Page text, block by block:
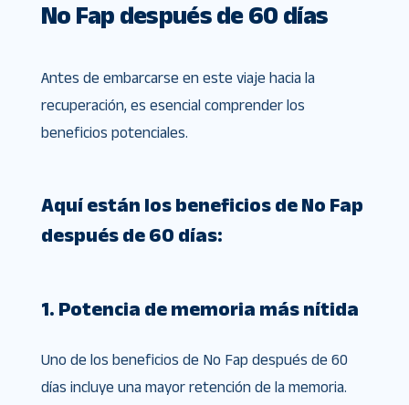
No Fap después de 60 días
Antes de embarcarse en este viaje hacia la
recuperación, es esencial comprender los
beneficios potenciales.
Aquí están los beneficios de No Fap
después de 60 días:
1. Potencia de memoria más nítida
Uno de los beneficios de No Fap después de 60
días incluye una mayor retención de la memoria.